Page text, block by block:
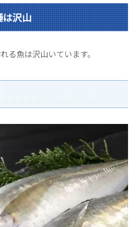
は沢山
る魚は沢山いています。